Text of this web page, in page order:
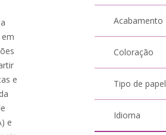
e
e
Acabamento
Coloração
Tipo de papel
Idioma